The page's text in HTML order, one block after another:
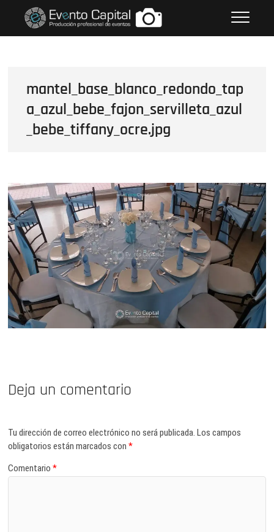
contenido
FOTOS GRUPO EMPRESARIAL
mantel_base_blanco_redondo_tap
a_azul_bebe_fajon_servilleta_azul
_bebe_tiffany_ocre.jpg
Deja un comentario
Tu dirección de correo electrónico no será publicada. Los campos
obligatorios están marcados con*
Comentario*